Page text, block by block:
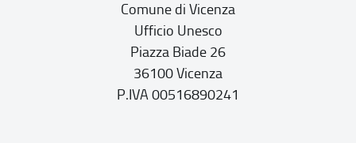
Comune di Vicenza
Ufficio Unesco
Piazza Biade 26
36100 Vicenza
P.IVA 00516890241